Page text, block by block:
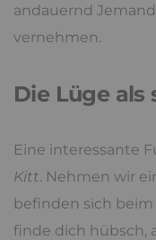
andauernd
vernehmen.
Die Lüge als
Eine interessante
Kitt. Nehmen wir
befinden sich beim
finde dich hübsch,